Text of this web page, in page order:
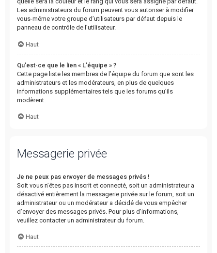
Les administrateurs du forum peuvent vous autoriser à modifier
vous-même votre groupe d’utilisateurs par défaut depuis le
panneau de contrôle de l’utilisateur.
Haut
Qu’est-ce que le lien « L’équipe » ?
Cette page liste les membres de l’équipe du forum que sont les
administrateurs et les modérateurs, en plus de quelques
informations supplémentaires tels que les forums qu’ils
modèrent.
Haut
Messagerie privée
Je ne peux pas envoyer de messages privés !
Soit vous n’êtes pas inscrit et connecté, soit un administrateur a
désactivé entièrement la messagerie privée sur le forum, soit un
administrateur ou un modérateur a décidé de vous empêcher
d’envoyer des messages privés. Pour plus d’informations,
veuillez contacter un administrateur du forum.
Haut